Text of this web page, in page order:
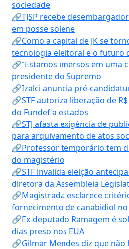
sociedade
🔗TJSP recebe
em posse solene
🔗Como a capital de JK se
tecnologia eleitoral e o futuro
🔗“Estamos imersos em uma
presidente do Supremo
🔗Izalci anuncia pré-
🔗STF autoriza liberação de
do Fundef a estados
🔗STJ afasta exigência de
para arquivamento de atos
🔗Professor temporário tem
do magistério
🔗STF invalida eleição
diretora da Assembleia
🔗Magistrada esclarece
fornecimento de canabidiol no
🔗Ex-deputado Ramagem é
dias preso nos EUA
🔗Gilmar Mendes diz que não